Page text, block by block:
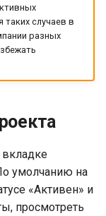
таких случаев в
разных
умолчанию на
«Активен» и
просмотреть